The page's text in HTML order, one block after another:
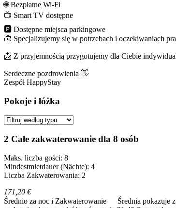
🌐 Bezpłatne Wi-Fi
📺 Smart TV dostępne
🅿️ Dostępne miejsca parkingowe
🧰 Specjalizujemy się w potrzebach i oczekiwaniach
📩 Z przyjemnością przygotujemy dla Ciebie
Serdeczne pozdrowienia 👋
Zespół HappyStay
Pokoje i łóżka
2 Całe zakwaterowanie dla 8 osób
Maks. liczba gości: 8
Mindestmietdauer (Nächte): 4
Liczba Zakwaterowania: 2
171,20 €
Średnio za noc i Zakwaterowanie
Średnia pokazuje